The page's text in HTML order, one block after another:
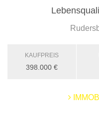
KAUFPREIS
398.000 €